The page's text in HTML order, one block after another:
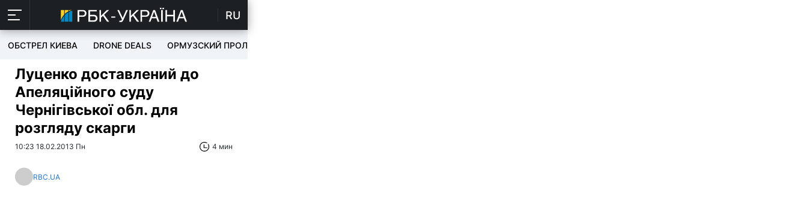
RU
ОБСТРЕЛ КИЕВА DRONE DEALS ОРМУЗСКИЙ ПРОЛИВ
Луценко доставлений до
Апеляційного суду
Чернігівської обл. для
розгляду скарги
10:23 18.02.2013 Пн 4 мин
RBC.UA